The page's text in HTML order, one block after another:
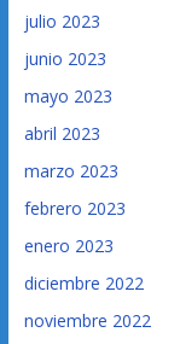
julio 2023
junio 2023
mayo 2023
abril 2023
marzo 2023
febrero 2023
enero 2023
diciembre 2022
noviembre 2022